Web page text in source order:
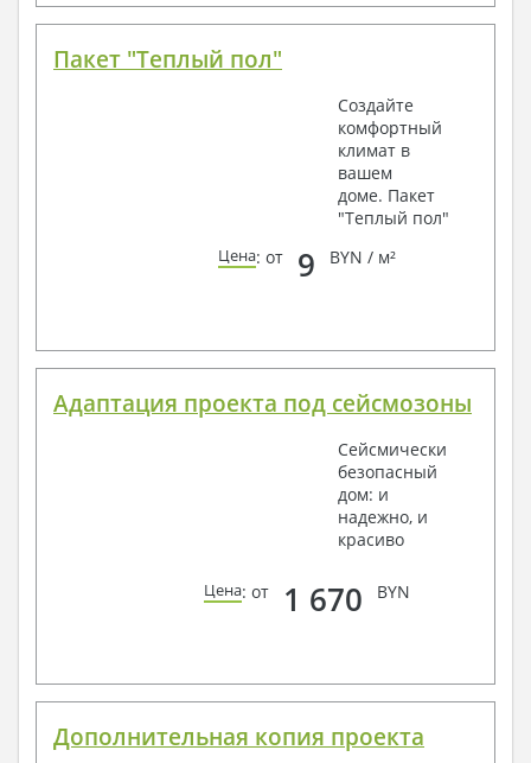
Пакет "Теплый пол"
Создайте
комфортный
климат в
вашем
доме. Пакет
"Теплый пол"
Цена: от 9 BYN / м²
Адаптация проекта под сейсмозоны
Сейсмически
безопасный
дом: и
надежно, и
красиво
Цена: от 1 670 BYN
Дополнительная копия проекта